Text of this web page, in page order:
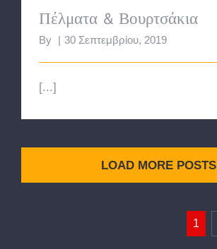
Πέλματα & Βουρτσάκια
By 30 Σεπτεμβρίου, 2019
[...]
LOAD MORE POSTS
1